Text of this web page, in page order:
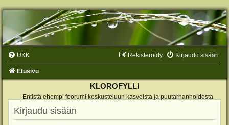
UKK Kirjaudu sisään
Rekisteröidy
Etusivu
KLOROFYLLI
Entistä ehompi foorumi keskusteluun kasveista ja puutarhanhoidosta
Kirjaudu sisään